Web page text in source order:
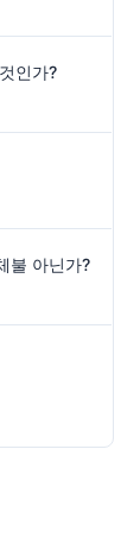
인가?
불 아닌가?